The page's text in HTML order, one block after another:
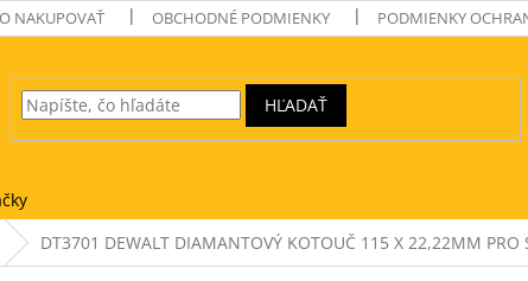
NAKUPOVAŤ OBCHODNÉ PODMIENKY PODMIENKY
HĽADAŤ
DT3701 DEWALT DIAMANTOVÝ KOTOUČ 115 X 22,22MM PRO